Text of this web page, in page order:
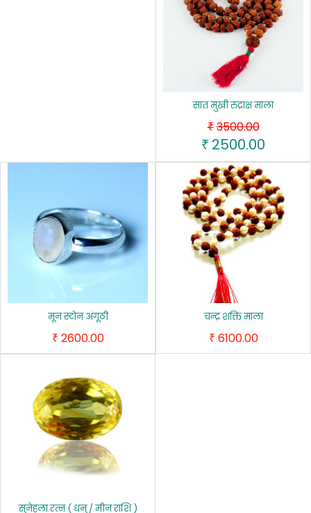
सात मुखी रुद्राक्ष माला
₹ 3500.00
₹ 2500.00
मून स्टोन अंगूठी
₹ 2600.00
चन्द्र शक्ति माला
₹ 6100.00
सुनेहला रत्न ( धनु / मीन राशि )